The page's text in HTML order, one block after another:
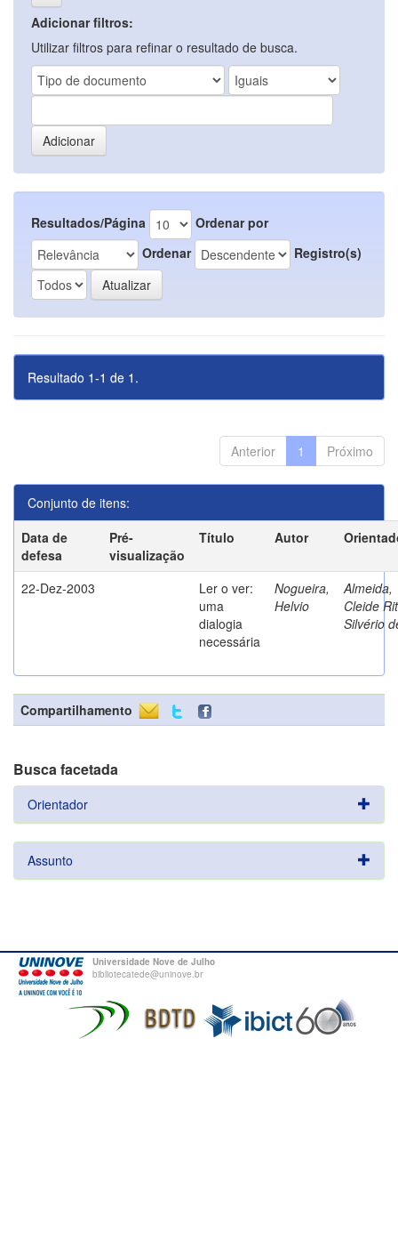
Adicionar filtros:
Utilizar filtros para refinar o resultado de busca.
Resultados/Página
Ordenar por
Ordenar
Registro(s)
Resultado 1-1 de 1.
Anterior 1 Próximo
Conjunto de itens:
Data de
defesa
Pré-
visualização
Título Autor
22-Dez-2003
Ler o ver:
uma
dialogia
necessária
Nogueira,
Helvio
Almeida,
Cleide
Silvério
Compartilhamento
Busca facetada
Orientador
Assunto
Universidade Nove de Julho
bibliotecatede@uninove.br